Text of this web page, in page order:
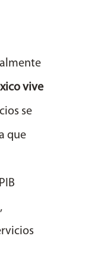
vive
se
que